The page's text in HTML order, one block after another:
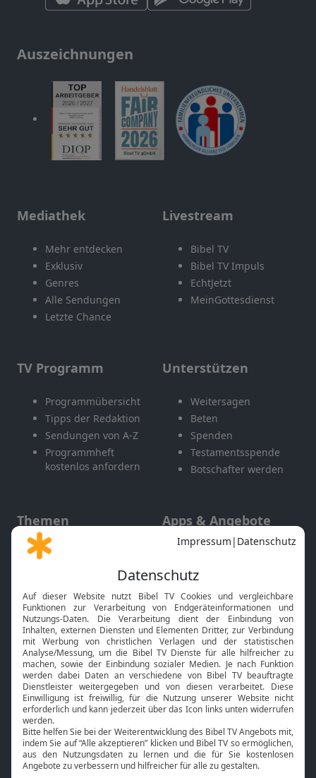
Auszeichnungen
Mediathek
Mehr entdecken
Exklusiv
Genres
Alle Sendungen
Letzte Chance
Livestream
Bibel TV
Bibel TV Impuls
EchtJetzt
MeinGottesdienst
TV Programm
Programmübersicht
Tipps der Redaktion
Sendungen von A-Z
Programmheft
kostenlos anfordern
Unterstützen
Weitersagen
Beten
Spenden
Testamentsspende
Botschafter werden
Themen
Gott und Bibel erklärt
Neuigkeiten
Apps & Angebote
Mobile App
Smart TV
HbbTV
Bibelthek Online-Bibel
Nächster Gottesdienst
Bibel TV
Über uns
Jobs
Service
Kontakt
TV-Empfang